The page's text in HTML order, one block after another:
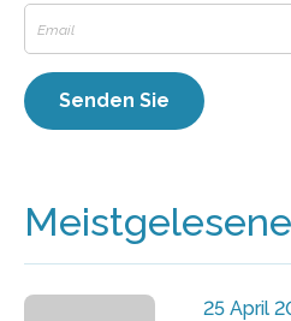
25 April